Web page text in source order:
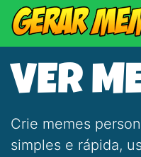
VER
Crie memes
simples e rápida,